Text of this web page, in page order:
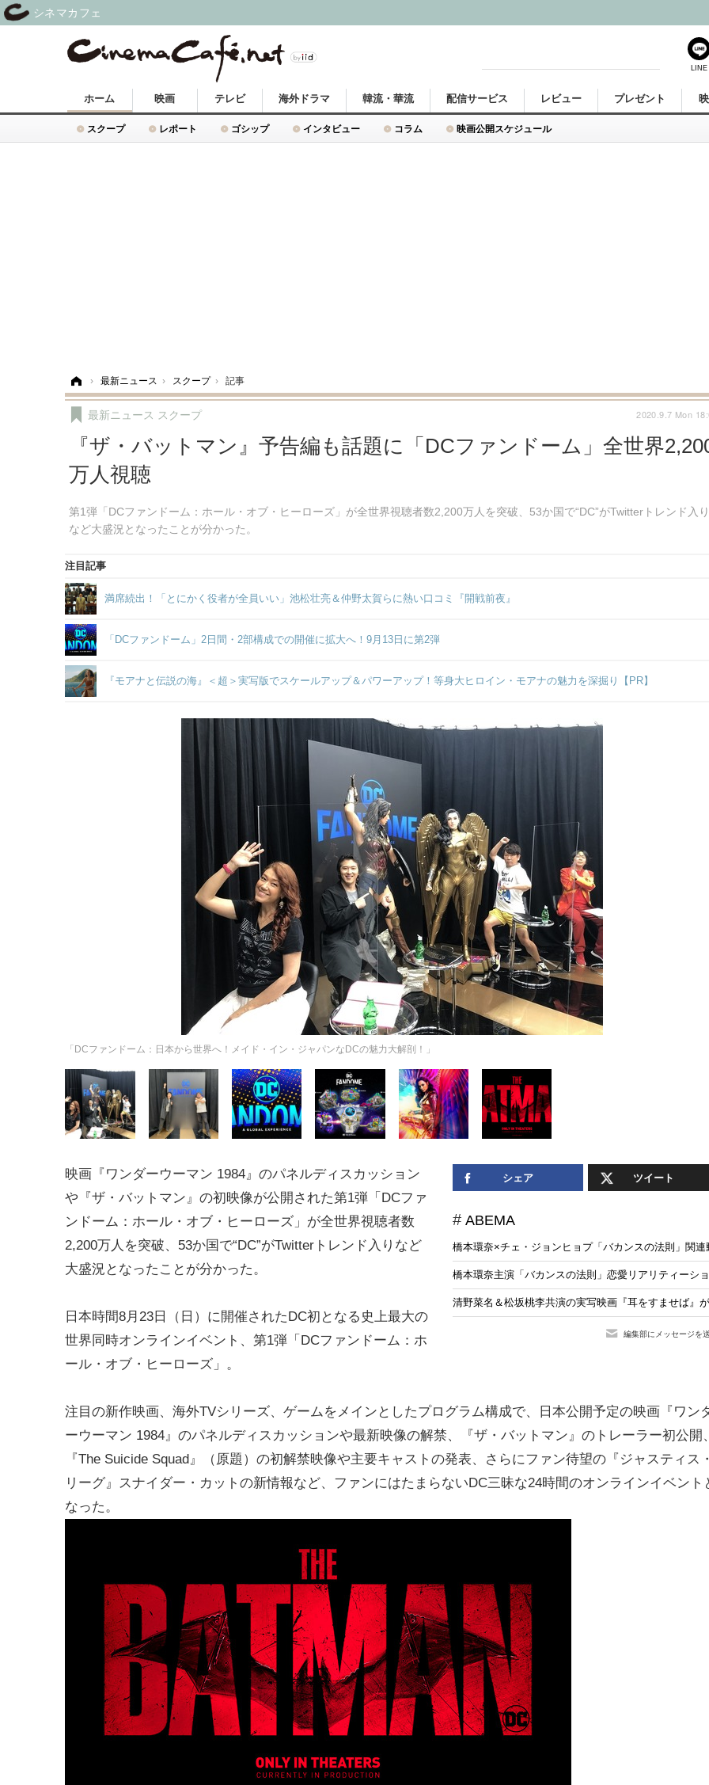
ホーム
スクープ レポート ゴシップ インタビュー コラム 映画公開スケジュール
映画 テレビ 海外ドラマ 韓流・華流 配信サービス レビュー プレゼント
› 最新ニュース › スクープ › 記事
『ザ・バットマン』予告編も話題に「DCファンドーム」全世界
万人視聴
第1弾「DCファンドーム：ホール・オブ・ヒーローズ」が全世界視聴者数2,200万人を突破、53か国で“DC”がTwitterトレンド入り
など大盛況となったことが分かった。
最新ニュース スクープ 2020.9.7 Mon
注目記事
満席続出！「とにかく役者が全員いい」池松壮亮＆仲野太賀らに熱い口コミ『開戦前夜』
「DCファンドーム」2日間・2部構成での開催に拡大へ！9月13日に第2弾
『モアナと伝説の海』＜超＞実写版でスケールアップ＆パワーアップ！等身大ヒロイン・モアナの魅力を深掘り【PR】
「DCファンドーム：日本から世界へ！メイド・イン・ジャパンなDCの魅力大解剖！」
シェア ツイート
ABEMA
橋本環奈×チェ・ジョンヒョプ「バカンスの法則」関
橋本環奈主演「バカンスの法則」恋愛リアリティーシ
清野菜名＆松坂桃李共演の実写映画『耳をすませば』
編集部にメッセージを
映画『ワンダーウーマン 1984』のパネルディスカッション
や『ザ・バットマン』の初映像が公開された第1弾「DCファ
ンドーム：ホール・オブ・ヒーローズ」が全世界視聴者数
2,200万人を突破、53か国で“DC”がTwitterトレンド入りなど
大盛況となったことが分かった。
日本時間8月23日（日）に開催されたDC初となる史上最大の
世界同時オンラインイベント、第1弾「DCファンドーム：ホ
ール・オブ・ヒーローズ」。
注目の新作映画、海外TVシリーズ、ゲームをメインとしたプログラム構成で、日本公開予定の映画『ワン
ーウーマン 1984』のパネルディスカッションや最新映像の解禁、『ザ・バットマン』のトレーラー初公開
『The Suicide Squad』（原題）の初解禁映像や主要キャストの発表、さらにファン待望の『ジャスティス
リーグ』スナイダー・カットの新情報など、ファンにはたまらないDC三昧な24時間のオンラインイベント
なった。
LINE
シネマカフェ